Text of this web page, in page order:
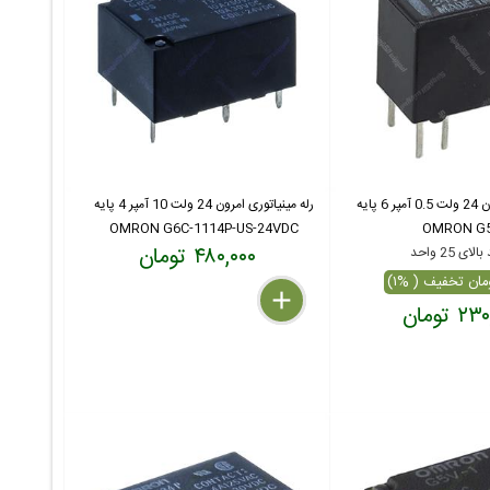
رله مینیاتوری امرون 24 ولت 0.5 آمپر 6 پایه
OMRON
25 واحد
رله مینیاتوری امرون 24 ولت 10 آمپر 4 پایه
OMRON G6C-1114P-US-24VDC
۴۸۰,۰۰۰ تومان
delete
remove
add